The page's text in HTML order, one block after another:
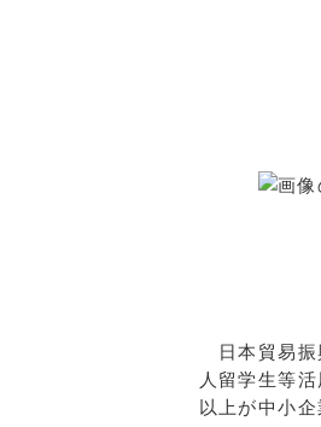
パネ
日本貿易
人留学生等
以上が中小